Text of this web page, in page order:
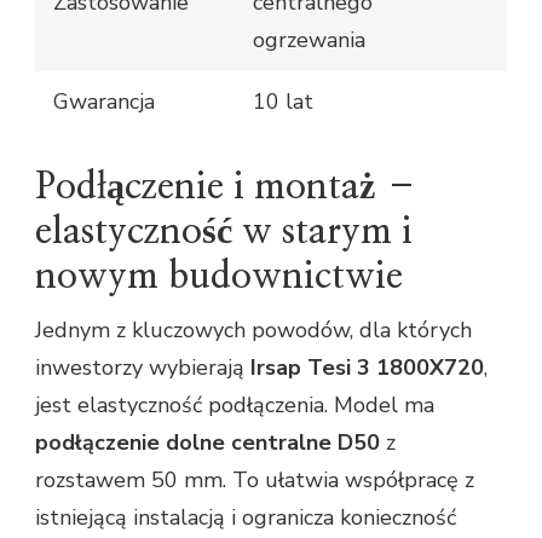
ogrzewania
Gwarancja 10 lat
Podłączenie i montaż –
elastyczność w starym i
nowym budownictwie
Jednym z kluczowych powodów, dla których
inwestorzy wybierają Irsap Tesi 3 1800X720,
jest elastyczność podłączenia. Model ma
podłączenie dolne centralne D50 z
rozstawem 50 mm. To ułatwia współpracę z
istniejącą instalacją i ogranicza konieczność